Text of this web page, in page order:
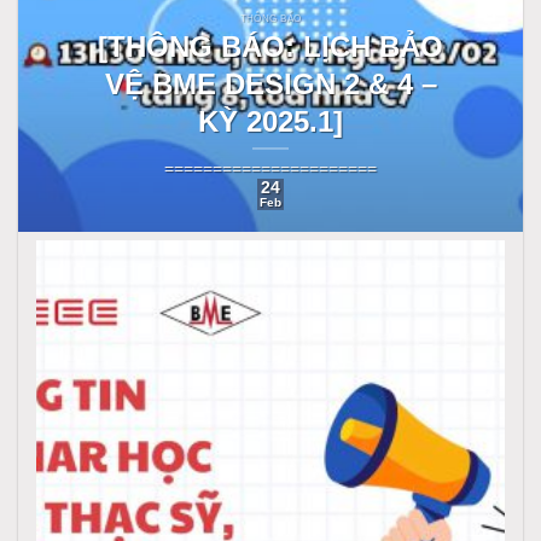
THÔNG BÁO
[THÔNG BÁO: LỊCH BẢO
VỆ BME DESIGN 2 & 4 –
KỲ 2025.1]
======================
24
Feb